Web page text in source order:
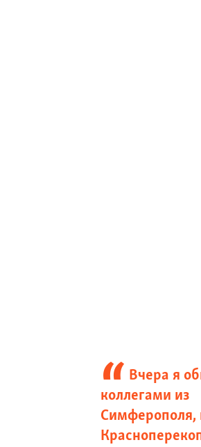
Вчера я
коллегами из
Симферополя,